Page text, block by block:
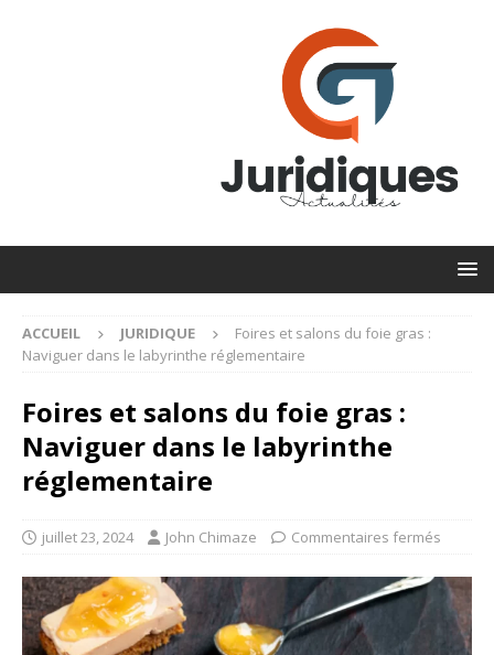
ACCUEIL JURIDIQUE
Foires et salons du foie gras :
Naviguer dans le labyrinthe réglementaire
Foires et salons du foie gras :
Naviguer dans le labyrinthe
réglementaire
juillet 23, 2024 John Chimaze Commentaires fermés